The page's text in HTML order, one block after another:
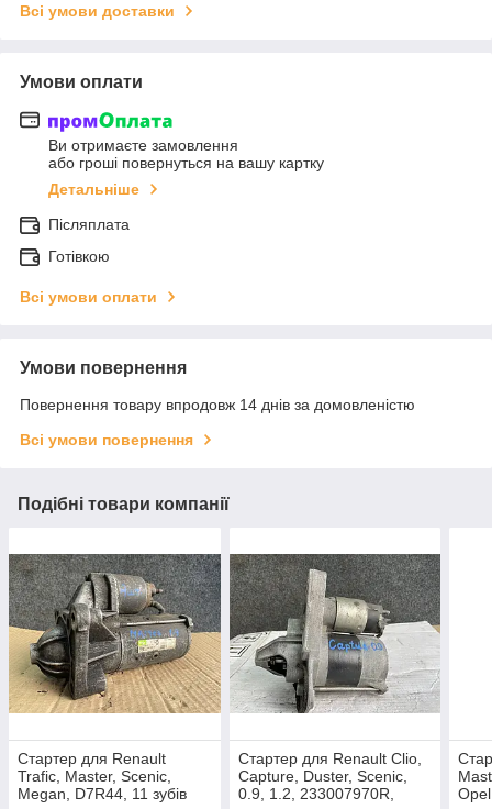
Всі умови доставки
Умови оплати
Ви отримаєте замовлення
або гроші повернуться на вашу картку
Детальніше
Післяплата
Готівкою
Всі умови оплати
Умови повернення
Повернення товару впродовж 14 днів за домовленістю
Всі умови повернення
Подібні товари компанії
Стартер для Renault
Trafic, Master, Scenic,
Megan, D7R44, 11 зубів
Стартер для Renault Clio,
Capture, Duster, Scenic,
0.9, 1.2, 233007970R,